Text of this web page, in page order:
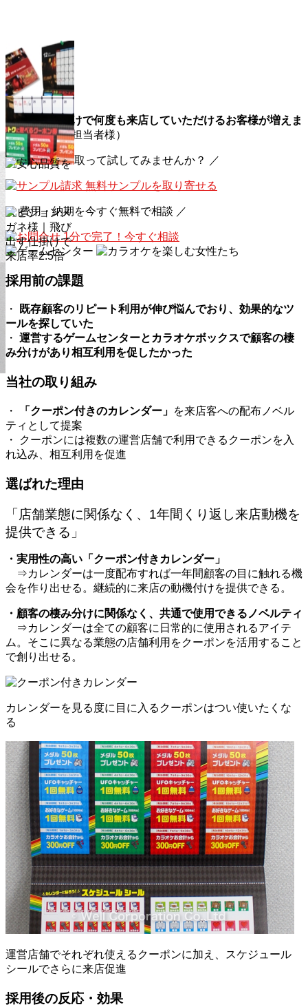
「配布しただけで何度も来店していただけるお客様が増えま
した」（先方担当者様）
＼ 実際に手に取って試してみませんか？ ／
無料サンプルを取り寄せる
＼ 費用・納期を今すぐ無料で相談 ／
1分で完了！今すぐ相談
採用前の課題
・ 既存顧客のリピート利用が伸び悩んでおり、効果的なツ
ールを探していた
・ 運営するゲームセンターとカラオケボックスで顧客の棲
み分けがあり相互利用を促したかった
当社の取り組み
・ 「クーポン付きのカレンダー」 を来店客への配布ノベル
ティとして提案
・ クーポンには複数の運営店舗で利用できるクーポンを入
れ込み、相互利用を促進
選ばれた理由
「店舗業態に関係なく、1年間くり返し来店動機を
提供できる」
・実用性の高い「クーポン付きカレンダー」
⇒カレンダーは一度配布すれば一年間顧客の目に触れる機
会を作り出せる。継続的に来店の動機付けを提供できる。
・顧客の棲み分けに関係なく、共通で使用できるノベルティ
⇒カレンダーは全ての顧客に日常的に使用されるアイテ
ム。そこに異なる業態の店舗利用をクーポンを活用すること
で創り出せる。
カレンダーを見る度に目に入るクーポンはつい使いたくな
る
運営店舗でそれぞれ使えるクーポンに加え、スケジュール
シールでさらに来店促進
採用後の反応・効果